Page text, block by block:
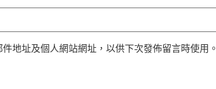
地址及個人網站網址，以供下次發佈留言時使用。